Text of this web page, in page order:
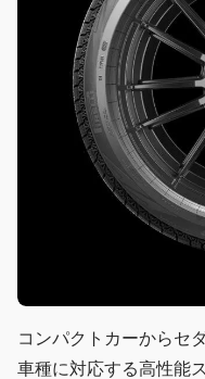
コンパクトカーからセ
車種に対応する高性能